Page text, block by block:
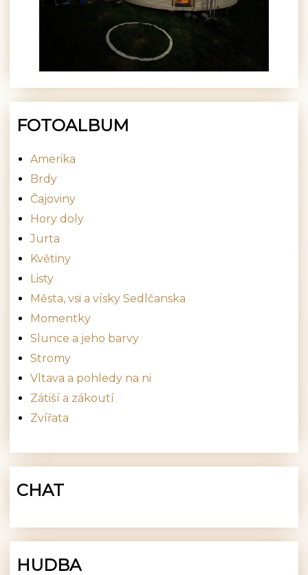
FOTOALBUM
Amerika
Brdy
Čajoviny
Hory doly
Jurta
Květiny
Listy
Města, vsi a vísky Sedlčanska
Momentky
Slunce a jeho barvy
Stromy
Vltava a pohledy na ni
Zátiší a zákoutí
Zvířata
CHAT
HUDBA